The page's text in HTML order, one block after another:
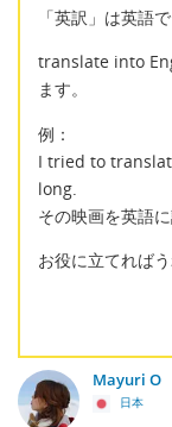
「英訳」は英語
translate into
ます。
例：
I tried to
long.
その映画を英語
お役に立てればう
Mayuri O
日本